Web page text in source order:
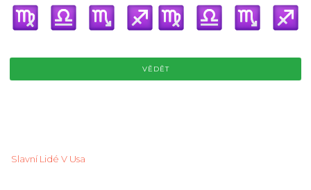
VĚDĚT
Slavní Lidé V Usa